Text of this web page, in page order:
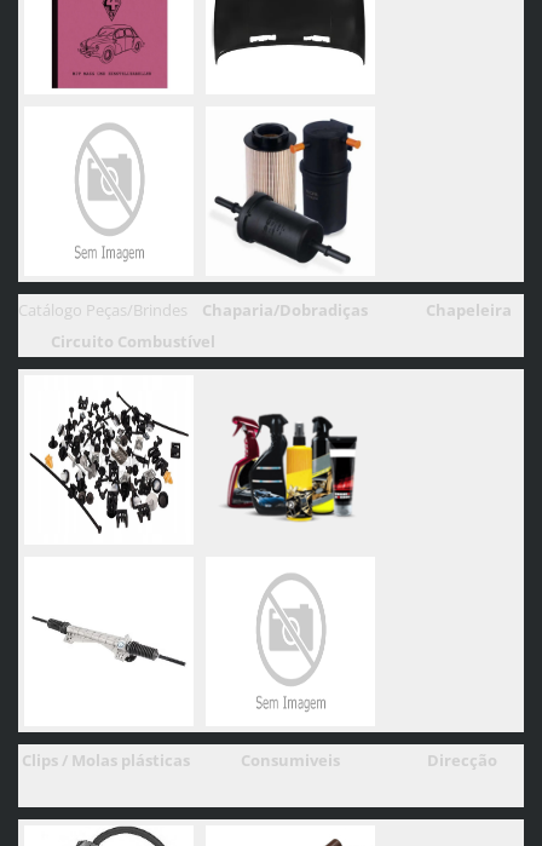
Catálogo Peças/Brindes Chaparia/Dobradiças Chapeleira
Circuito Combustível
Clips / Molas plásticas Consumiveis Direcção